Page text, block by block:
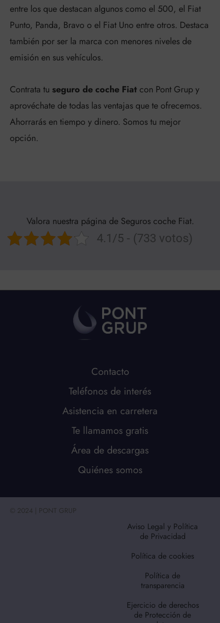
entre los que destacan algunos como el 500, el Fiat
Punto, Panda, Bravo o el Fiat Uno entre otros. Destaca
también por ser la marca con menores niveles de
emisión en sus vehículos.
Contrata tu seguro de coche Fiatcon Pont Grup y
aprovéchate de todas las ventajas que te ofrecemos.
Ahorrarás en tiempo y dinero. Somos tu mejor
opción.
Valora nuestra página de Seguros coche Fiat.
4.1/5 - (733 votos)
Contacto
Teléfonos de interés
Asistencia en carretera
Te llamamos gratis
Área de descargas
Quiénes somos
© 2024 | PONT GRUP
Aviso Legal y Política
de Privacidad
Política de cookies
Política de
transparencia
Ejercicio de derechos
de Protección de